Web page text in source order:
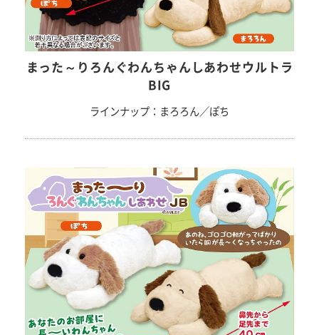
まった～りろんぐわんちゃんしあわせウルトラ
BIG
ラインナップ：まろろん／ぽち